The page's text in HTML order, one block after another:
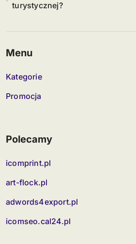
turystycznej?
Menu
Kategorie
Promocja
Polecamy
icomprint.pl
art-flock.pl
adwords4export.pl
icomseo.cal24.pl